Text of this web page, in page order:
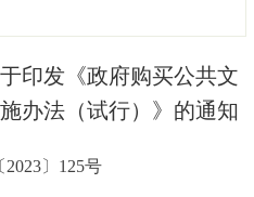
解读 回应关切
公开
印发《政府购买公共文
办法（试行）》的通知
〕125号